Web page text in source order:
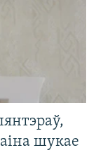
шукае